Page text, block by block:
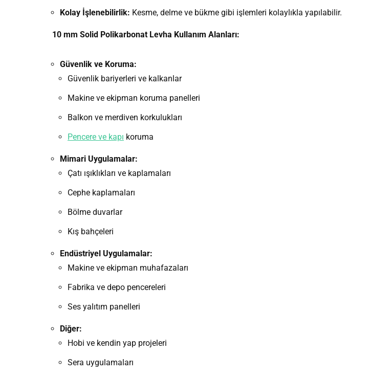
Kolay İşlenebilirlik: Kesme, delme ve bükme gibi işlemleri kolaylıkla yapılabilir.
10 mm Solid Polikarbonat Levha Kullanım Alanları:
Güvenlik ve Koruma:
Güvenlik bariyerleri ve kalkanlar
Makine ve ekipman koruma panelleri
Balkon ve merdiven korkulukları
Pencere ve kapı koruma
Mimari Uygulamalar:
Çatı ışıklıkları ve kaplamaları
Cephe kaplamaları
Bölme duvarlar
Kış bahçeleri
Endüstriyel Uygulamalar:
Makine ve ekipman muhafazaları
Fabrika ve depo pencereleri
Ses yalıtım panelleri
Diğer:
Hobi ve kendin yap projeleri
Sera uygulamaları